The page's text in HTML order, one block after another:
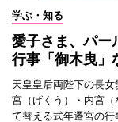
学ぶ・知る
愛子さま、パ
行事「御木曳」
天皇皇后両陛下の長
宮（げくう）・内宮
て替える式年遷宮の